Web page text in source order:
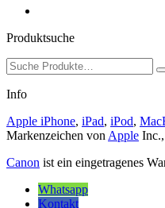
Produktsuche
Suchen
nach:
Info
Apple iPhone, iPad, iPod,
Markenzeichen von Apple
Canon ist ein eingetragenes
Whatsapp
Kontakt